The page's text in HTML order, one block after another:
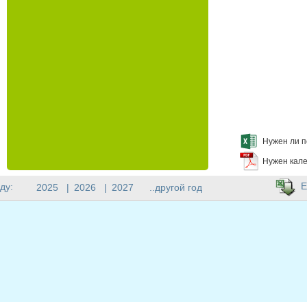
Нужен ли
Нужен
2025 | 2026 | 2027 ..другой год